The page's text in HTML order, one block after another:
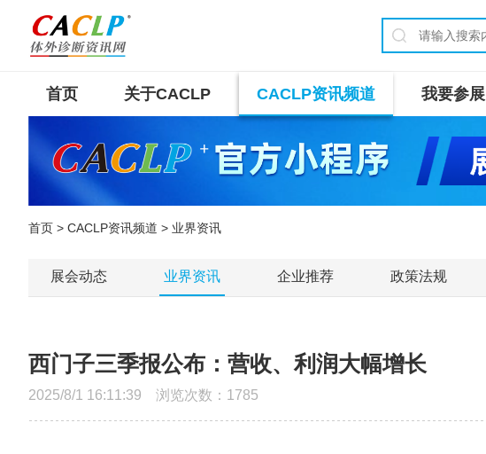
首页 关于CACLP CACLP资讯频道 我要参展
首页 > CACLP资讯频道 > 业界资讯
展会动态 业界资讯 企业推荐 政策法规
西门子三季报公布：营收、利润大幅增长
2025/8/1 16:11:39 浏览次数： 1785